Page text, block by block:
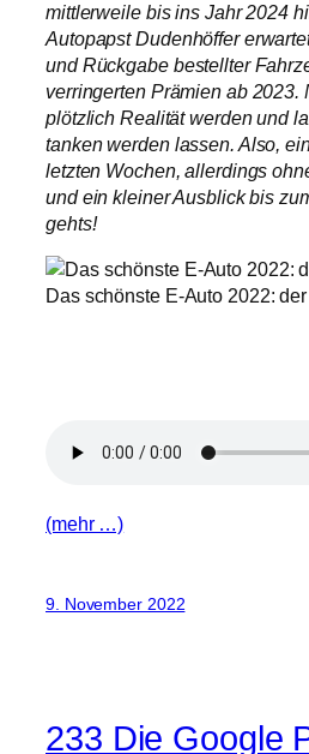
mittlerweile bis ins Jahr 2024
Autopapst Dudenhöffer
und Rückgabe bestellter
verringerten Prämien ab 2023.
plötzlich Realität werden und
tanken werden lassen. Also,
letzten Wochen, allerdings
und ein kleiner Ausblick bis
gehts!
Das schönste E-Auto 2022:
(mehr …)
9. November 2022
233 Die Google